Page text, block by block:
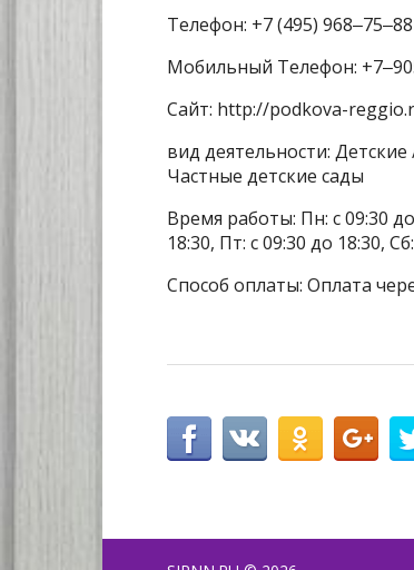
Телефон: +7 (495) 968‒75‒88
Мобильный Телефон:
Сайт: http://podkova-
вид деятельности:
Частные детские сады
Время работы: Пн: с 09:30
18:30, Пт: с 09:30 до 18:30,
Способ оплаты: Оплата